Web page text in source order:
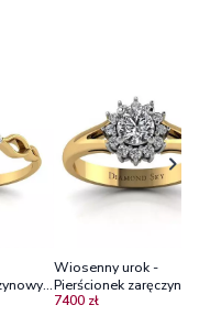
z
Wiosenny urok -
Pierścionek
żółtego i białego
7400 zł